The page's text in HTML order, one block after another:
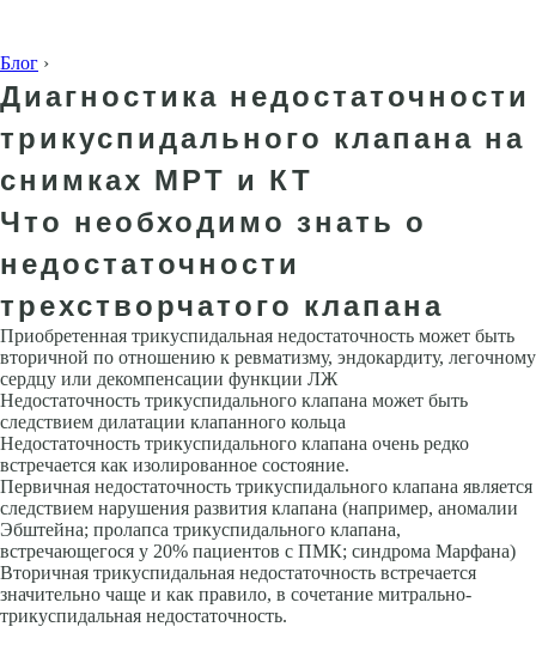
Блог ›
Диагностика недостаточности
трикуспидального клапана на
снимках МРТ и КТ
Что необходимо знать о
недостаточности
трехстворчатого клапана
При­обретенная трикуспидальная недостаточность может быть
вторичной по отношению к ревматизму, эндокардиту, легочному
сердцу или деком­пенсации функции ЛЖ
Недостаточность трикуспидального клапана может быть
следствием дилатации клапанного кольца
Недостаточность трикуспидального клапана очень редко
встречается как изолированное состояние.
Первичная недостаточность трикуспи­дального клапана является
следствием нарушения развития клапана (например, аномалии
Эбштейна; пролапса трикуспидального клапана,
встречающегося у 20% пациентов с ПМК; синдрома Марфана)
Вторичная трикуспидальная недостаточность встречается
значительно чаще и как правило, в сочетание митрально-
трикуспидальная недостаточность.